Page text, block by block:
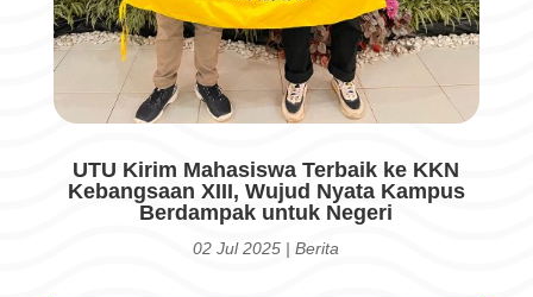
UTU Kirim Mahasiswa Terbaik ke KKN
Kebangsaan XIII, Wujud Nyata Kampus
Berdampak untuk Negeri
02 Jul 2025 |Berita